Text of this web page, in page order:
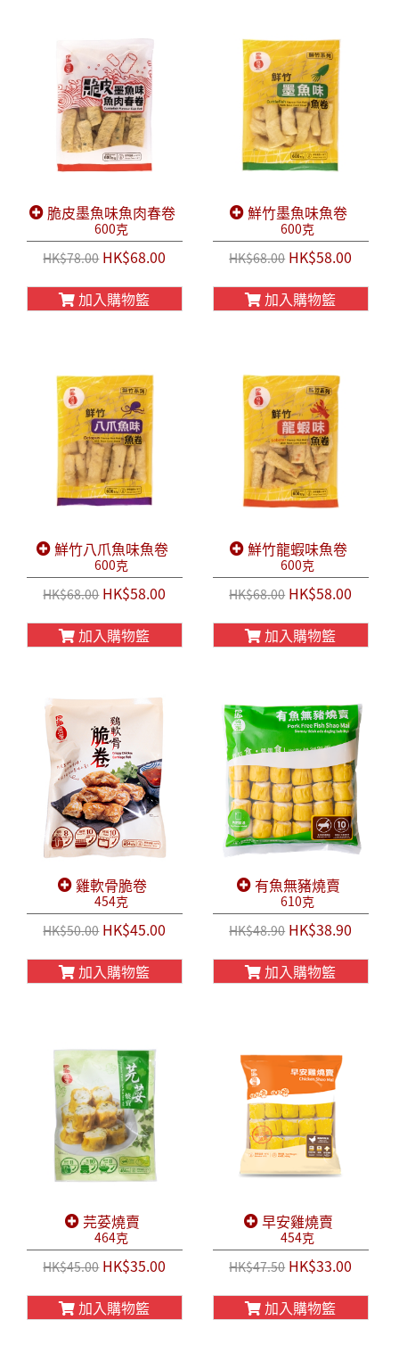
脆皮墨魚味魚肉春卷
600克
HK$78.00HK$68.00
加入購物籃
鮮竹墨魚味魚卷
600克
HK$68.00HK$58.00
加入購物籃
鮮竹八爪魚味魚卷
600克
HK$68.00HK$58.00
加入購物籃
鮮竹龍蝦味魚卷
600克
HK$68.00HK$58.00
加入購物籃
雞軟骨脆卷
454克
HK$50.00HK$45.00
加入購物籃
有魚無豬燒賣
610克
HK$48.90HK$38.90
加入購物籃
芫荽燒賣
464克
HK$45.00HK$35.00
加入購物籃
早安雞燒賣
454克
HK$47.50HK$33.00
加入購物籃